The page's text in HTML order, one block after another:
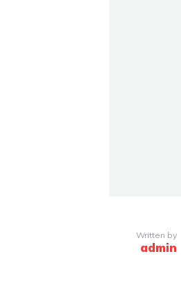
Written by
admin